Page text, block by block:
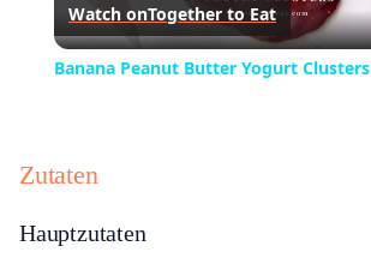
Video
Watch onTogether to Eat
Banana Peanut Butter Yogurt Clusters
Zutaten
Hauptzutaten